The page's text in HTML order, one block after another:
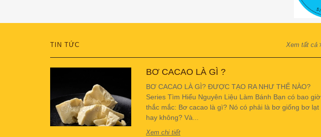
TIN TỨC Xem tất cả
BƠ CACAO LÀ GÌ ?
BƠ CACAO LÀ GÌ? ĐƯỢC TẠO RA NHƯ THẾ NÀO?
Series Tìm Hiểu Nguyên Liệu Làm Bánh Bạn có bao giờ
thắc mắc: Bơ cacao là gì? Nó có phải là bơ giống bơ lạt
hay không? Và...
Xem chi tiết